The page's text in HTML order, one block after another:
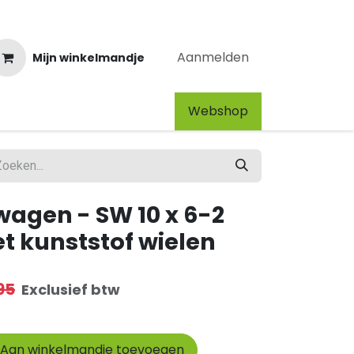
Mijn winkelmandje Aanmelden
Webshop​
- SW 10 x 6-2
kunststof wielen
Exclusief btw
winkelmandje toevoegen